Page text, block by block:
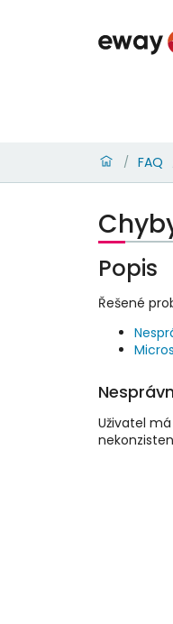
/ FAQ
Popis
Řešené
Uživatel